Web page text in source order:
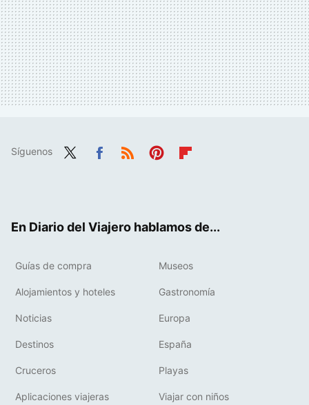
Síguenos
En Diario del Viajero hablamos de...
Guías de compra Museos
Alojamientos y hoteles Gastronomía
Noticias Europa
Destinos España
Cruceros Playas
Aplicaciones viajeras Viajar con niños